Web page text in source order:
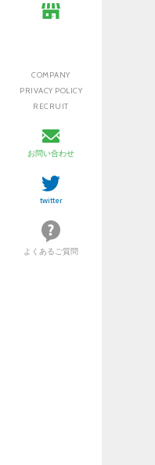
COMPANY
PRIVACY POLICY
RECRUIT
お問い合わせ
twitter
よくあるご質問